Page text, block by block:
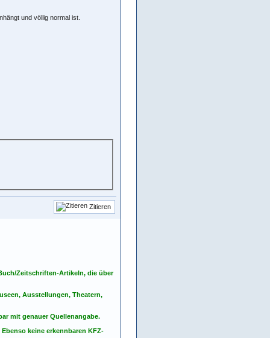
und völlig normal ist.
Zitieren
Zeitschriften-Artikeln, die über
Ausstellungen, Theatern,
mit genauer Quellenangabe.
keine erkennbaren KFZ-